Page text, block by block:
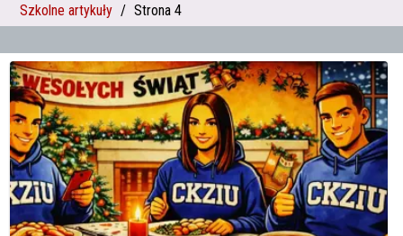
Szkolne artykuły Strona 4